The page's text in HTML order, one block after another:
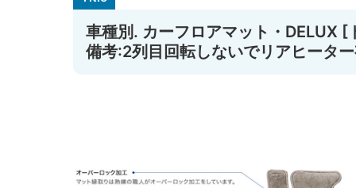
車種別. カーフロアマット・DELUX
備考:2列目回転しないでリアヒータ